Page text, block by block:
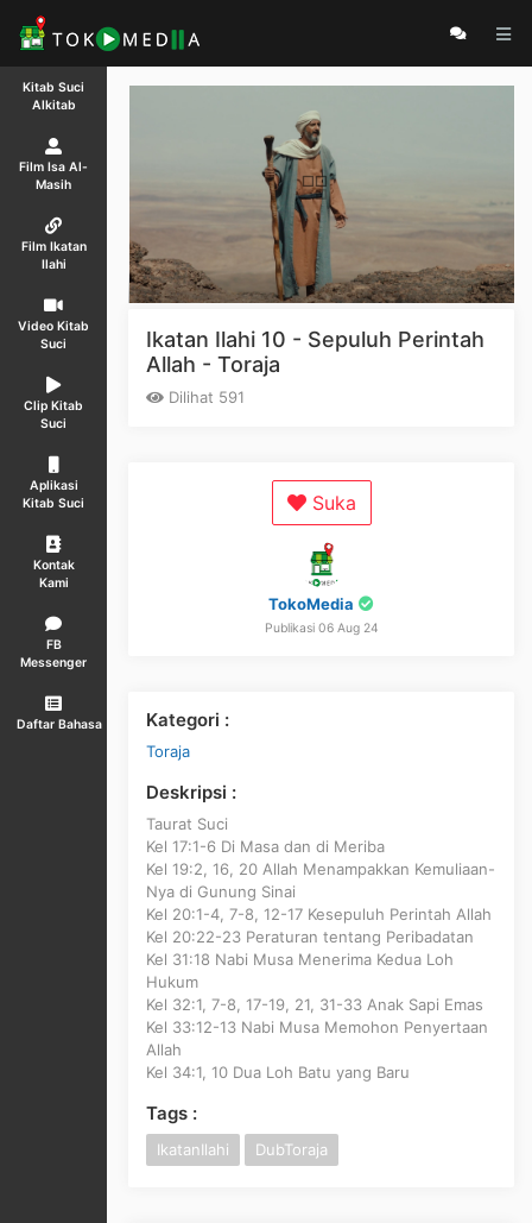
Kitab Suci
Alkitab
Film Isa Al-
Masih
Film Ikatan
Ilahi
Video Kitab
Suci
Clip Kitab
Suci
Aplikasi
Kitab Suci
Kontak
Kami
FB
Messenger
Daftar Bahasa
Ikatan Ilahi 10 - Sepuluh Perintah
Allah - Toraja
Dilihat 591
Suka
TokoMedia
Publikasi 06 Aug 24
Kategori :
Toraja
Deskripsi :
Taurat Suci
Kel 17:1-6 Di Masa dan di Meriba
Kel 19:2, 16, 20 Allah Menampakkan Kemuliaan-
Nya di Gunung Sinai
Kel 20:1-4, 7-8, 12-17 Kesepuluh Perintah Allah
Kel 20:22-23 Peraturan tentang Peribadatan
Kel 31:18 Nabi Musa Menerima Kedua Loh
Hukum
Kel 32:1, 7-8, 17-19, 21, 31-33 Anak Sapi Emas
Kel 33:12-13 Nabi Musa Memohon Penyertaan
Allah
Kel 34:1, 10 Dua Loh Batu yang Baru
Tags :
IkatanIlahi DubToraja